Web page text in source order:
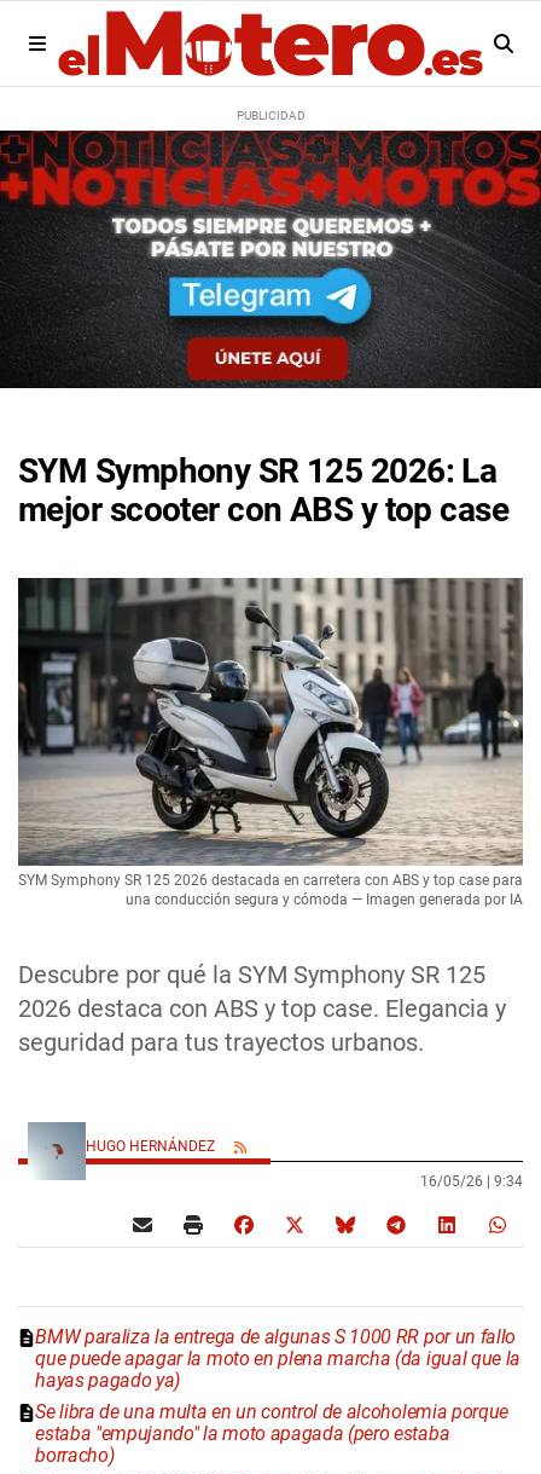
SYM Symphony SR 125 2026: La
mejor scooter con ABS y top case
Descubre por qué la SYM Symphony SR 125
2026 destaca con ABS y top case. Elegancia y
seguridad para tus trayectos urbanos.
SYM Symphony SR 125 2026 destacada en carretera con ABS y top case para
una conducción segura y cómoda — Imagen generada por IA
HUGO HERNÁNDEZ
16/05/26 | 9:34
BMW paraliza la entrega de algunas S 1000 RR por un fallo
que puede apagar la moto en plena marcha (da igual que la
hayas pagado ya)
Se libra de una multa en un control de alcoholemia porque
estaba "empujando" la moto apagada (pero estaba
borracho)